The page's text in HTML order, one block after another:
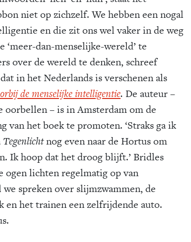
niet op zichzelf. We hebben een nogal
en die zit ons wel vaker in de weg
‘meer-dan-menselijke-wereld’ te
over de wereld te denken, schreef
dat in het Nederlands is verschenen als
de menselijke intelligentie. De auteur –
oorbellen – is in Amsterdam om de
van het boek te promoten. ‘Straks ga ik
Tegenlichtnog even naar de Hortus om
Ik hoop dat het droog blijft.’ Bridles
ogen lichten regelmatig op van
spreken over slijmzwammen, de
en het trainen een zelfrijdende auto.